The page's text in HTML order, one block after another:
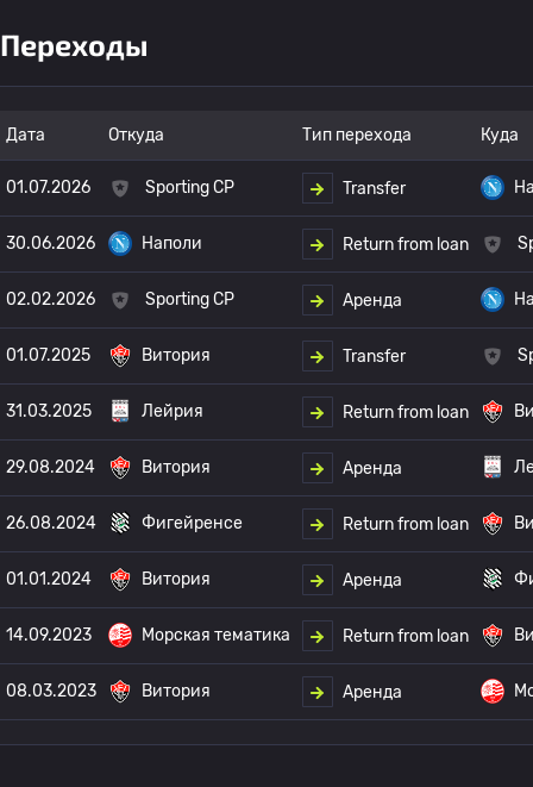
Переходы
Дата Откуда Тип перехода Куда
01.07.2026 Sporting CP Transfer
30.06.2026 Наполи Return from loan
02.02.2026 Sporting CP Аренда
01.07.2025 Витория Transfer
31.03.2025 Лейрия Return from loan
29.08.2024 Витория Аренда
26.08.2024 Фигейренсе Return from loan
01.01.2024 Витория Аренда
14.09.2023 Морская тематика Return from loan
08.03.2023 Витория Аренда